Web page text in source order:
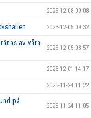
2025-12-08 09:08
2025-12-05 09:32
av våra
2025-12-05 08:57
2025-12-01 14:17
2025-11-24 11:22
på
2025-11-24 11:05